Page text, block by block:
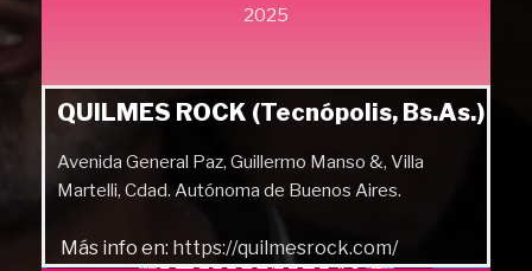
2025
QUILMES ROCK (Tecnópolis, Bs.As.)
Avenida General Paz, Guillermo Manso &, Villa
Martelli, Cdad. Autónoma de Buenos Aires.
Más info en: https://quilmesrock.com/